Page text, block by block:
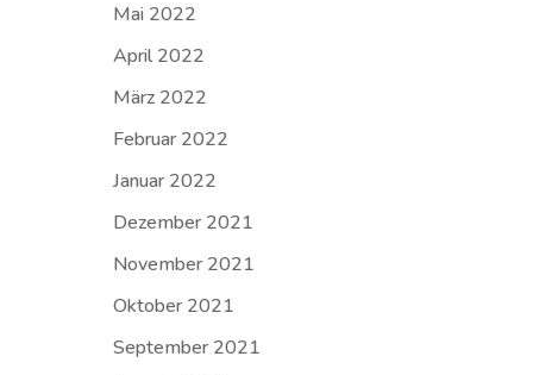
Mai 2022
April 2022
März 2022
Februar 2022
Januar 2022
Dezember 2021
November 2021
Oktober 2021
September 2021